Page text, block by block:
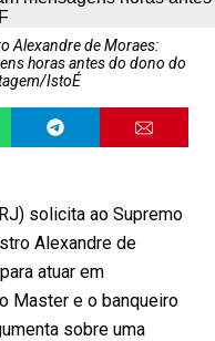
Alexandre de Moraes:
horas antes do dono do
IstoÉ
solicita ao Supremo
Alexandre de
atuar em
Master e o banqueiro
sobre uma